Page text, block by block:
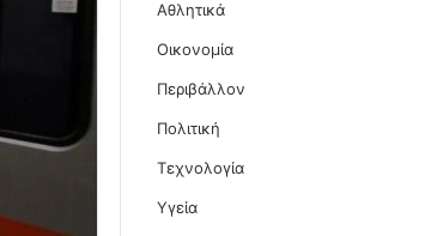
Αθλητικά
Οικονομία
Περιβάλλον
Πολιτική
Τεχνολογία
Υγεία